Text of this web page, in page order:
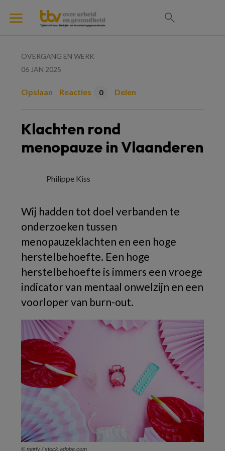
OVERGANG EN WERK
06 JAN 2025
Opslaan Reacties 0 Delen
Klachten rond
menopauze in Vlaanderen
Philippe Kiss
Wij hadden tot doel verbanden te
onderzoeken tussen
menopauzeklachten en een hoge
herstelbehoefte. Een hoge
herstelbehoefte is immers een vroege
indicator van mentaal onwelzijn en een
voorloper van burn-out.
© neirfy / stock.adobe.com